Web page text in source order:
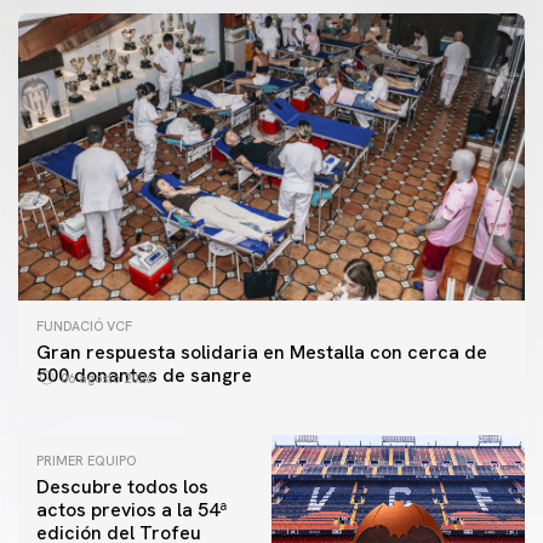
FUNDACIÓ VCF
Gran respuesta solidaria en Mestalla con cerca de
500 donantes de sangre
06 agosto 2026
PRIMER EQUIPO
Descubre todos los
actos previos a la 54ª
edición del Trofeu